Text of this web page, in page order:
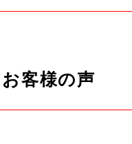
客様の声